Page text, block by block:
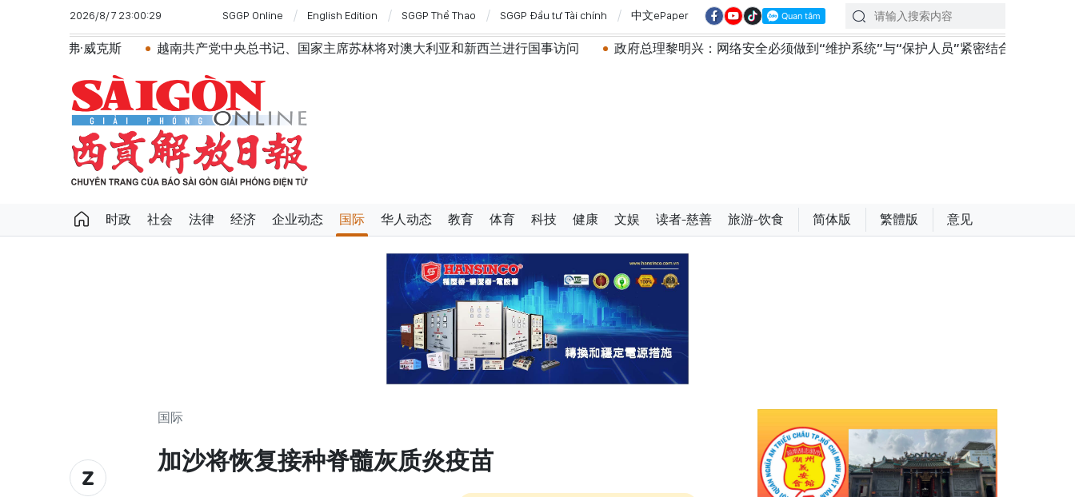
2026/8/7 23:00:29 SGGP Online English Edition SGGP Thể Thao SGGP Đầu tư Tài chính 中文ePaper
越南共产党中央总书记、国家主席苏林将对澳大利亚和新西兰进行国事访问 政府总理黎明兴：网络安全必须做到“维护系统”与“保护人员”紧密结合 越南政府总理黎明兴
时政 社会 法律 经济 企业动态 国际 华人动态 教育 体育 科技 健康 文娱 读者-慈善 旅游-饮食 简体版 繁體版 意见
国际
加沙将恢复接种脊髓灰质炎疫苗